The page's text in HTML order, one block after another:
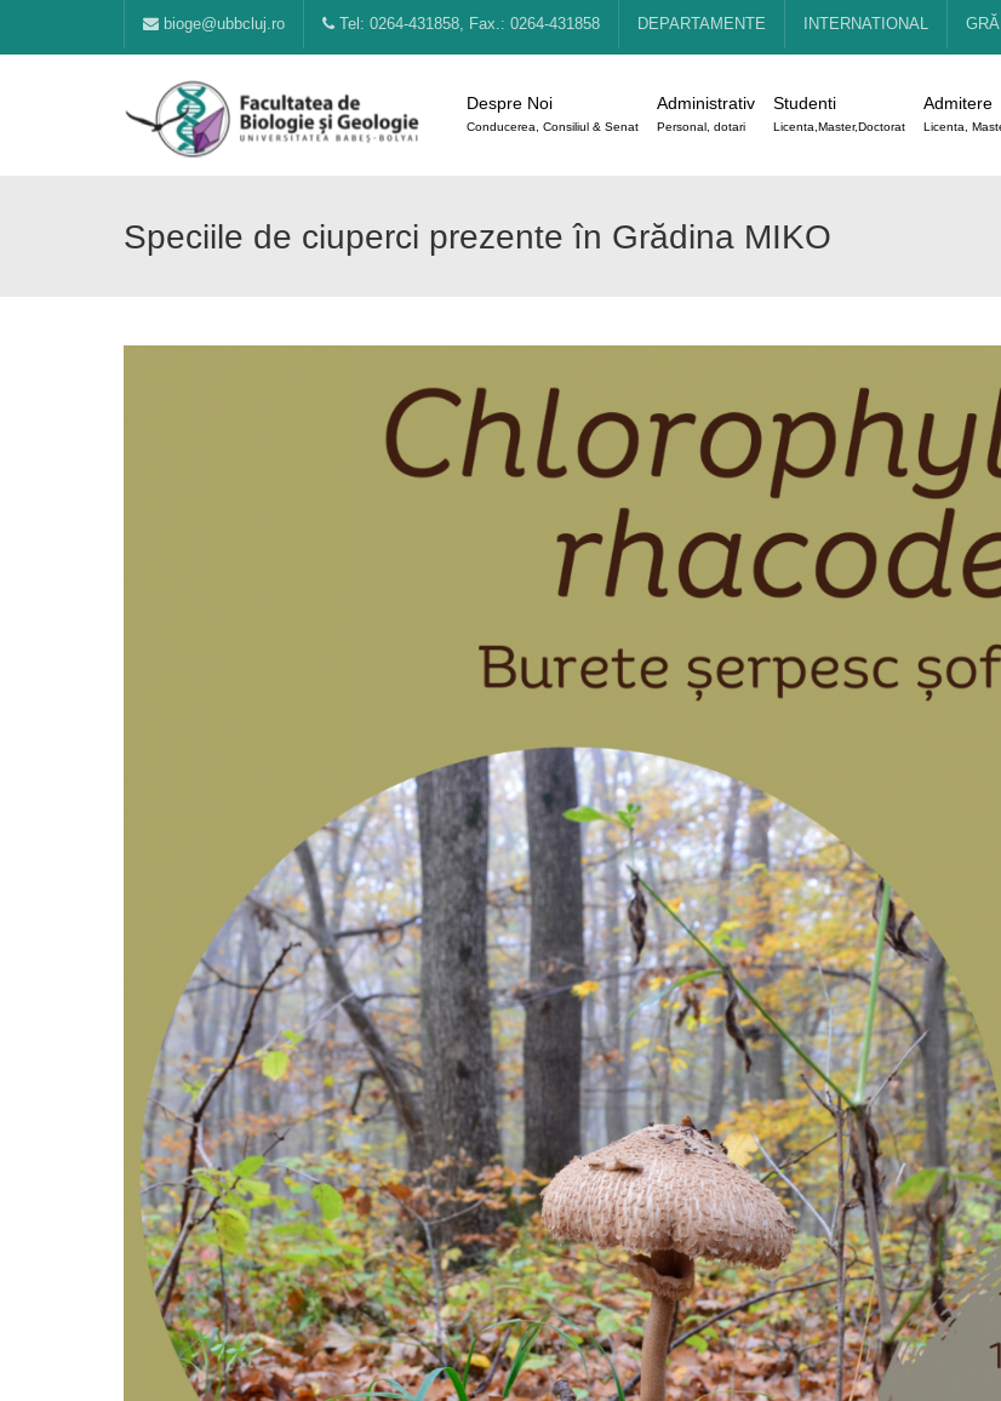
bioge@ubbcluj.ro Tel: 0264-431858, Fax.: 0264-431858 DEPARTAMENTE INTERNATIONAL
Despre Noi
Conducerea, Consiliul & Senat
Administrativ
Personal, dotari
Studenti
Licenta,Master,Doctorat
Admitere
Licenta,
Speciile de ciuperci prezente în Grădina MIKO